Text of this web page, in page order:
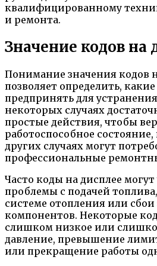
квалифицированному
и ремонта.
Значение кодов на
Понимание значения кодов
позволяет определить,
предпринять для
некоторых случаях
простые действия, чтобы
работоспособное состояние,
других случаях могут
профессиональные
Часто коды на дисплее могут
проблемы с подачей
системе отопления или
компонентов. Некоторые
слишком низкое или
давление, превышение
или прекращение работы